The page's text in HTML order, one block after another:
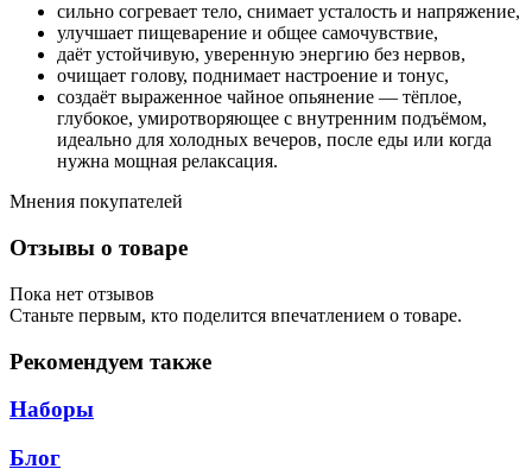
сильно согревает тело, снимает усталость и напряжение,
улучшает пищеварение и общее самочувствие,
даёт устойчивую, уверенную энергию без нервов,
очищает голову, поднимает настроение и тонус,
создаёт выраженное чайное опьянение — тёплое,
глубокое, умиротворяющее с внутренним подъёмом,
идеально для холодных вечеров, после еды или когда
нужна мощная релаксация.
Мнения покупателей
Отзывы о товаре
Пока нет отзывов
Станьте первым, кто поделится впечатлением о товаре.
Рекомендуем также
Наборы
Блог